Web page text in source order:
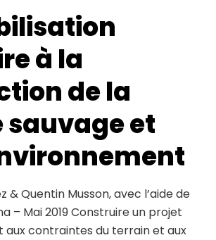
à la
de la
sauvage et
& Quentin Musson, avec l’aide de
– Mai 2019 Construire un projet
aux contraintes du terrain et aux